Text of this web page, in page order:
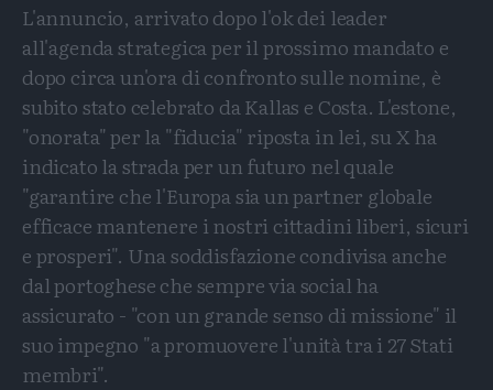
L'annuncio, arrivato dopo l'ok dei leader
all'agenda strategica per il prossimo mandato e
dopo circa un'ora di confronto sulle nomine, è
subito stato celebrato da Kallas e Costa. L'estone,
"onorata" per la "fiducia" riposta in lei, su X ha
indicato la strada per un futuro nel quale
"garantire che l'Europa sia un partner globale
efficace mantenere i nostri cittadini liberi, sicuri
e prosperi". Una soddisfazione condivisa anche
dal portoghese che sempre via social ha
assicurato - "con un grande senso di missione" il
suo impegno "a promuovere l'unità tra i 27 Stati
membri".